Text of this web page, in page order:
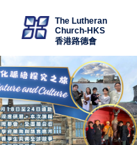
The Lutheran
Church-HKS
香港路德會